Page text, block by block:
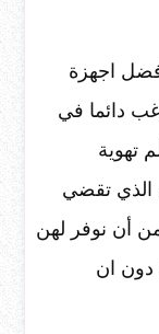
اجهزة
دائما في
تهوية
الذي تقضي
من أن نوفر لهن
دون ان